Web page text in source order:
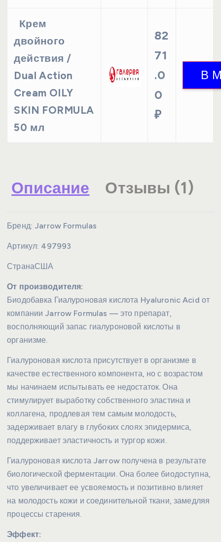
Крем
двойного
действия /
Dual Action
Cream OILY
SKIN FORMULA
50 мл
82
71
.0
0
₽
Описание Отзывы (1)
Бренд: Jarrow Formulas
Артикул: 497993
СтранаСША
От производителя:
Биодобавка Гиалуроновая кислота Hyaluronic Acid от
компании Jarrow Formulas — это препарат,
восполняющий запас гиалуроновой кислоты в
организме.
Гиалуроновая кислота присутствует в организме в
качестве естественного компонента, но с возрастом
мы начинаем испытывать ее недостаток. Она
стимулирует выработку собственного эластина и
коллагена, продлевая тем самым молодость,
задерживает влагу в глубоких слоях эпидермиса,
поддерживает эластичность и тургор кожи.
Гиалуроновая кислота Jarrow получена в результате
биологической ферментации. Она более биодоступна,
что увеличивает ее усвояемость и позитивно влияет
на молодость кожи и соединительной ткани, замедляя
процессы старения.
Эффект: